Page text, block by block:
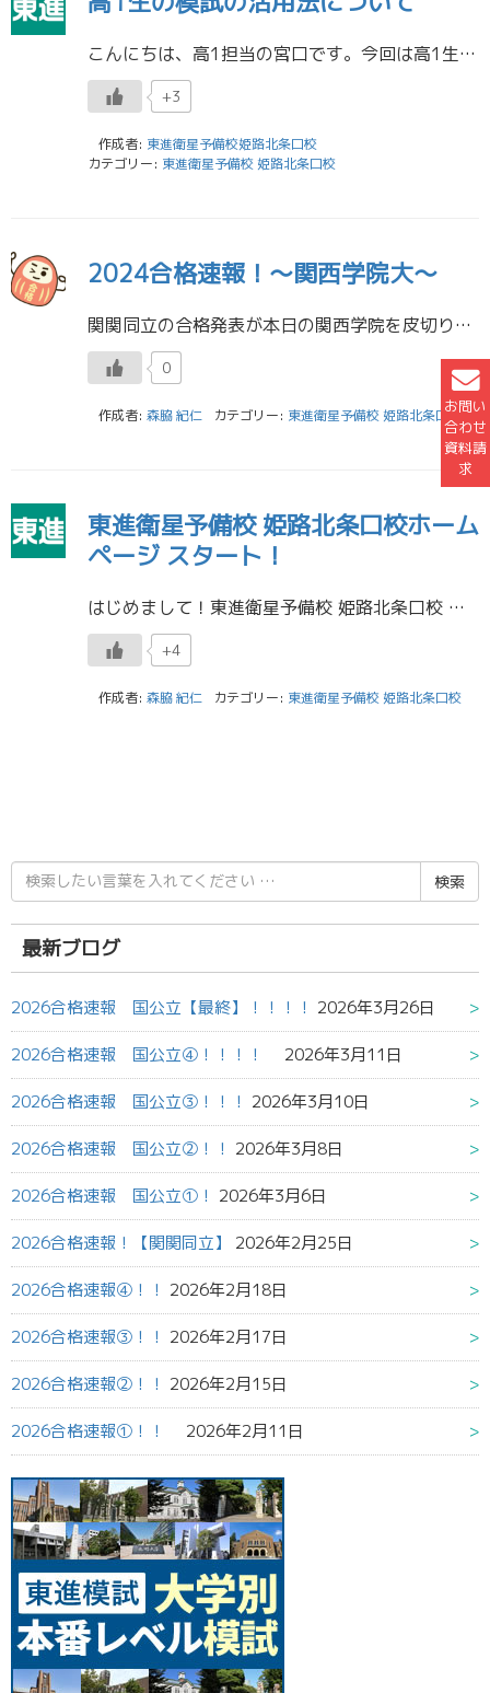
お問い
合わせ
資料請
求
こんにちは、高1担当の宮口です。今回は高1生の模試の活用法について話していきます。 ・高1生の模試の活用法△今何点取れるかの把握する ⇓〇共通テストの形式を知る →分量や時間配分を学べる 自分のできる分野とできな […]
+3
作成者: 東進衛星予備校姫路北条口校
カテゴリー: 東進衛星予備校 姫路北条口校
2024合格速報！～関西学院大～
関関同立の合格発表が本日の関西学院を皮切りにスタートです！ 本日も多くの合格の報告をもらいました！ 関西学院大学 文学部/文学言語学科/英米文学英語学専修 合格！関西学院大学 文学部/文学言語学科/フランス文学フランス語 […]
0
作成者: 森脇 紀仁 カテゴリー: 東進衛星予備校 姫路北条口校
東進衛星予備校 姫路北条口校ホーム
ページ スタート！
はじめまして！東進衛星予備校 姫路北条口校 校長の森脇です。 東進衛星予備校 姫路北条口校のホームページをご覧いただき、ありがとうございます。 これからこのページで、東進衛星予備校 姫路北条口校の日々の校舎の様子や、イベ […]
+4
作成者: 森脇 紀仁 カテゴリー: 東進衛星予備校 姫路北条口校
検
索
結
果:
最新ブログ
2026合格速報 国公立【最終】！！！！ 2026年3月26日
2026合格速報 国公立④！！！！ 2026年3月11日
2026合格速報 国公立③！！！ 2026年3月10日
2026合格速報 国公立②！！ 2026年3月8日
2026合格速報 国公立①！ 2026年3月6日
2026合格速報！【関関同立】 2026年2月25日
2026合格速報④！！ 2026年2月18日
2026合格速報③！！ 2026年2月17日
2026合格速報②！！ 2026年2月15日
2026合格速報①！！ 2026年2月11日